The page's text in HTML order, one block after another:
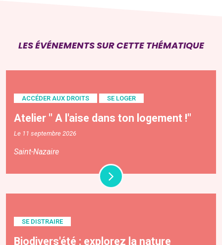
LES ÉVÉNEMENTS SUR CETTE THÉMATIQUE
ACCÉDER AUX DROITS SE LOGER
Atelier " A l'aise dans ton logement !"
Le 11 septembre 2026
Saint-Nazaire
SE DISTRAIRE
Biodivers'été : explorez la nature